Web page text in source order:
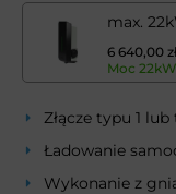
6 640,00 zł
Złącze typu 1
Ładowanie
Wykonanie z